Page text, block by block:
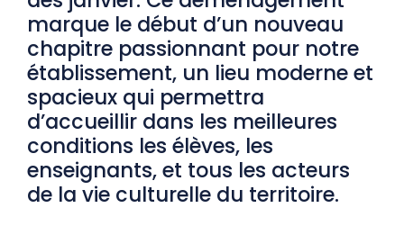
marque le début d’un nouveau
chapitre passionnant pour notre
établissement, un lieu moderne et
spacieux qui permettra
d’accueillir dans les meilleures
conditions les élèves, les
enseignants, et tous les acteurs
de la vie culturelle du territoire.